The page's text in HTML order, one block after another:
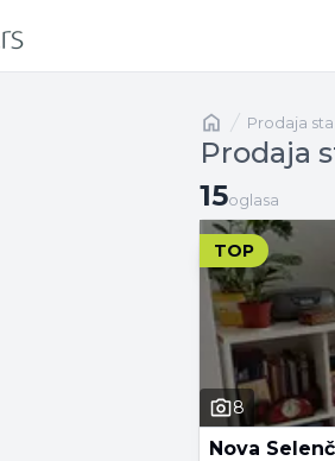
Naslovnaprodaja
Prodaja
15 oglasa
15oglasa
TOP
8
Nova